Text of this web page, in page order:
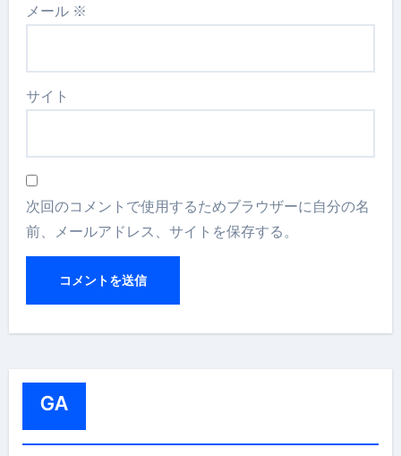
メール ※
サイト
次回のコメントで使用するためブラウザーに自分の名
前、メールアドレス、サイトを保存する。
GA